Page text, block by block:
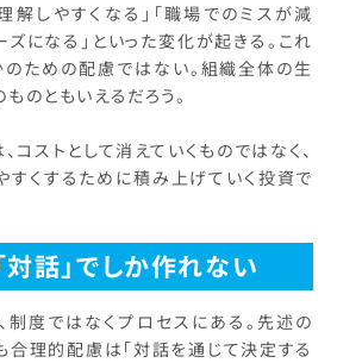
解しやすくなる」「職場でのミスが減
ズになる」といった変化が起きる。これ
ための配慮ではない。組織全体の生
のともいえるだろう。
コストとして消えていくものではなく、
すくするために積み上げていく投資で
対話」でしか作れない
度ではなくプロセスにある。先述の
理的配慮は「対話を通じて決定する